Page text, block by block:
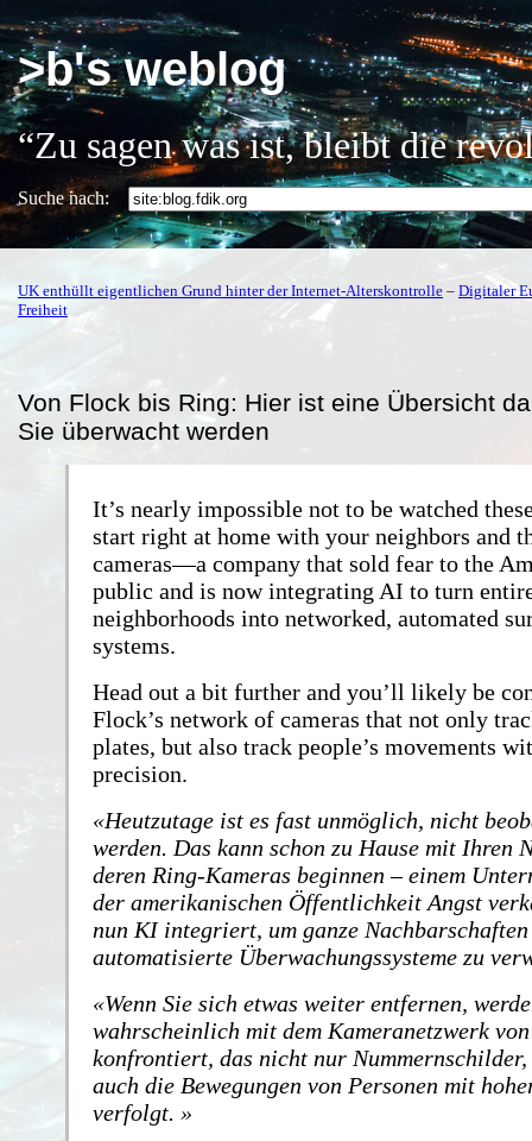
>b's weblog
“Zu sagen was ist, bleibt die
Suche nach:
UK enthüllt eigentlichen Grund hinter der Internet-Alterskontrolle – Digitaler
Freiheit
Von Flock bis Ring: Hier ist eine Übersicht
Sie überwacht werden
It’s nearly impossible not to be watched
start right at home with your neighbors and
cameras—a company that sold fear to the
public and is now integrating AI to turn
neighborhoods into networked, automated
systems.
Head out a bit further and you’ll likely be
Flock’s network of cameras that not only
plates, but also track people’s movements
precision.
Heutzutage ist es fast unmöglich, nicht
werden. Das kann schon zu Hause mit Ihren
deren Ring-Kameras beginnen – einem
der amerikanischen Öffentlichkeit Angst
nun KI integriert, um ganze
automatisierte Überwachungssysteme zu
Wenn Sie sich etwas weiter entfernen,
wahrscheinlich mit dem Kameranetzwerk
konfrontiert, das nicht nur Nummernschilder,
auch die Bewegungen von Personen mit
verfolgt.